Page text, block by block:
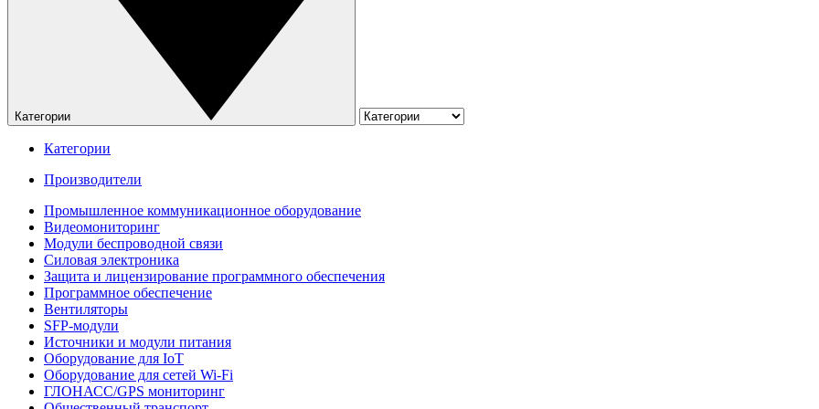
Категории
Категории
Производители
Промышленное коммуникационное оборудование
Видеомониторинг
Модули беспроводной связи
Силовая электроника
Защита и лицензирование программного обеспечения
Программное обеспечение
Вентиляторы
SFP-модули
Источники и модули питания
Оборудование для IoT
Оборудование для сетей Wi-Fi
ГЛОНАСС/GPS мониторинг